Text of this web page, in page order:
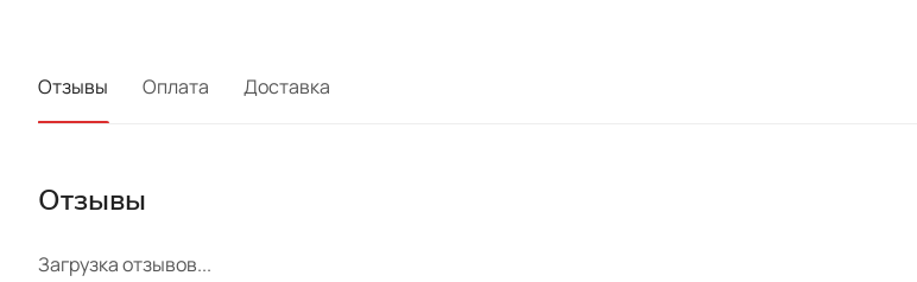
Отзывы Оплата Доставка
Отзывы
Загрузка отзывов...